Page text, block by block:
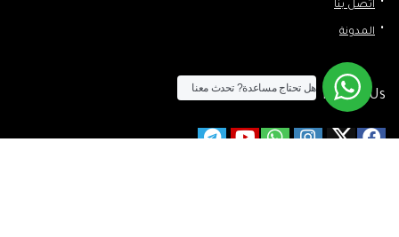
اتصل بنا
المدونة
Follow Us
هل تحتاج مساعدة? تحدث معنا